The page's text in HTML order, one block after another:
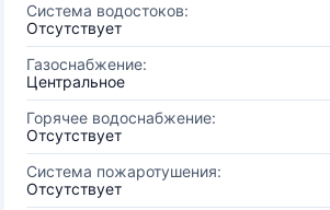
Система водостоков:
Отсутствует
Газоснабжение:
Центральное
Горячее водоснабжение:
Отсутствует
Система пожаротушения:
Отсутствует